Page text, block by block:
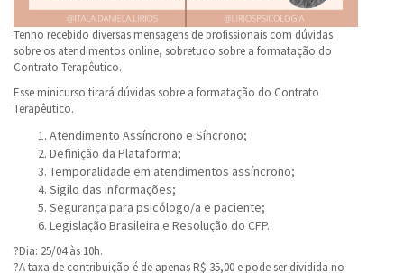
Tenho recebido diversas mensagens de profissionais com dúvidas
sobre os atendimentos online, sobretudo sobre a formatação do
Contrato Terapêutico.
Esse minicurso tirará dúvidas sobre a formatação do Contrato
Terapêutico.
Atendimento Assíncrono e Síncrono;
Definição da Plataforma;
Temporalidade em atendimentos assíncrono;
Sigilo das informações;
Segurança para psicólogo/a e paciente;
Legislação Brasileira e Resolução do CFP.
?️Dia: 25/04 às 10h.
?A taxa de contribuição é de apenas R$ 35,00 e pode ser dividida no